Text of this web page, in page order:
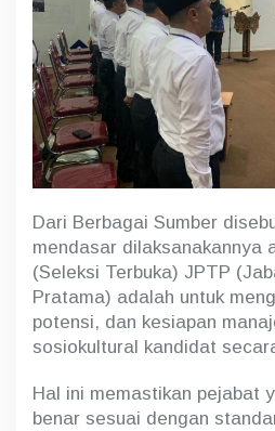
Dari Berbagai Sumber
mendasar dilaksanakannya
(Seleksi Terbuka) JPTP
Pratama) adalah untuk
potensi, dan kesiapan
sosiokultural kandidat
Hal ini memastikan pejabat
benar sesuai dengan